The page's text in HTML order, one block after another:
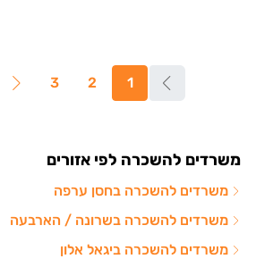
1
2
3
משרדים להשכרה לפי אזורים
משרדים להשכרה בחסן ערפה
משרדים להשכרה בשרונה / הארבעה
משרדים להשכרה ביגאל אלון